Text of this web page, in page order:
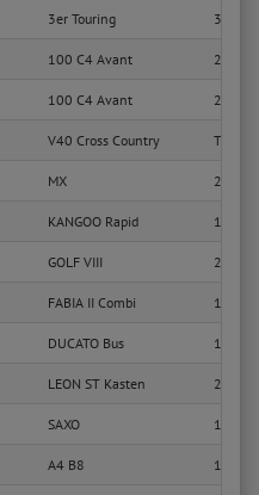
3er Touring 318i
100 C4 Avant 2.5 TDI
100 C4 Avant 2.5 TDI
V40 Cross Country T3
MX 2.0
KANGOO Rapid 1.5
GOLF VIII 2.0 GTI
FABIA II Combi 1.6 TDI
DUCATO Bus 120
LEON ST Kasten 2.0
SAXO 1.4
A4 B8 1.8